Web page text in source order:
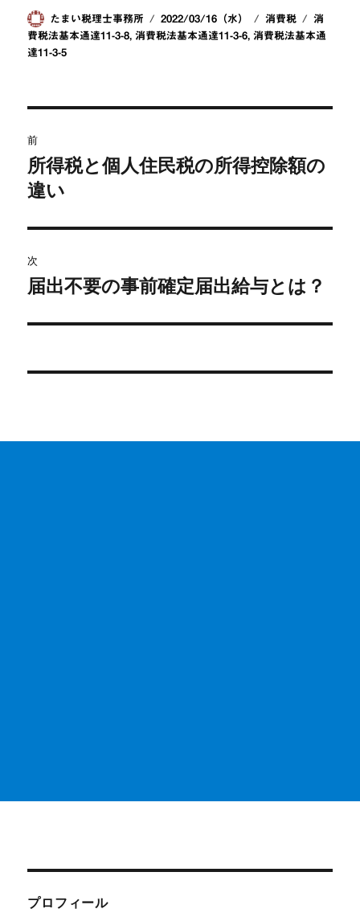
c
e
o
k
e e
n
ck
et
投
稿
者
たまい税理士事務所
投
稿
2022/03/16（水）
カ
テ
消費税
タ
グ
消
費税法基本通達11-3-8,消費税法基本通達11-3-6,消費税法基本通
達11-3-5
稿
ナ
ビ
ゲ
ー
シ
前
前
の
稿:
所得税と個人住民税の所得控除額の
違い
次
次
投
届出不要の事前確定届出給与とは？
プロフィール